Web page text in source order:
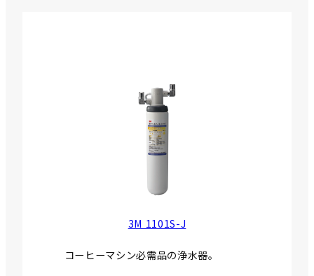
3M 1101S-J
コーヒーマシン必需品の浄水器。